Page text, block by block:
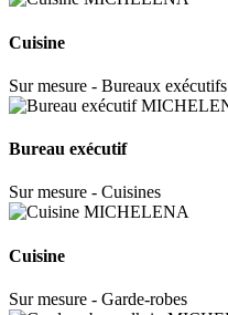
Cuisine
Sur mesure - Bureaux exécutifs
Bureau exécutif
Sur mesure - Cuisines
Cuisine
Sur mesure - Garde-robes